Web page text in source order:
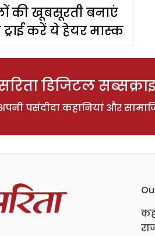
की खूबसूरती बनाएं
करें ये हेयर मास्क
डिजिटल
पसंदीदा कहानियां और